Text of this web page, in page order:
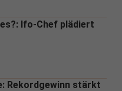
Ifo-Chef plädiert
Rekordgewinn stärkt